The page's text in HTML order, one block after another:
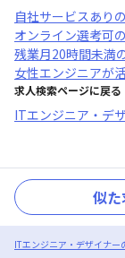
自社サービスあり
オンライン選考可
残業月20時間未満
女性エンジニアが
求人検索ページに戻る
ITエンジニア・デ
似
ITエンジニア・デザイナー